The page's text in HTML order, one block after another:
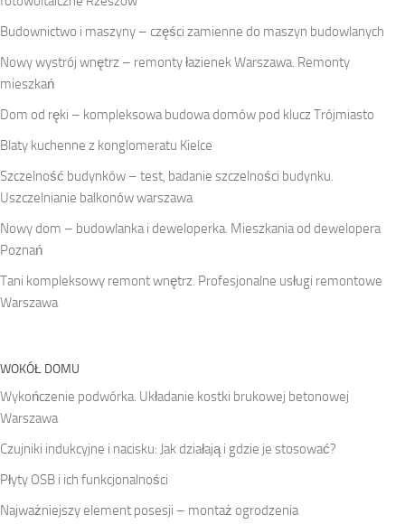
Budownictwo i maszyny – części zamienne do maszyn budowlanych
Nowy wystrój wnętrz – remonty łazienek Warszawa. Remonty
mieszkań
Dom od ręki – kompleksowa budowa domów pod klucz Trójmiasto
Blaty kuchenne z konglomeratu Kielce
Szczelność budynków – test, badanie szczelności budynku.
Uszczelnianie balkonów warszawa
Nowy dom – budowlanka i deweloperka. Mieszkania od dewelopera
Poznań
Tani kompleksowy remont wnętrz. Profesjonalne usługi remontowe
Warszawa
WOKÓŁ DOMU
Wykończenie podwórka. Układanie kostki brukowej betonowej
Warszawa
Czujniki indukcyjne i nacisku: Jak działają i gdzie je stosować?
Płyty OSB i ich funkcjonalności
Najważniejszy element posesji – montaż ogrodzenia